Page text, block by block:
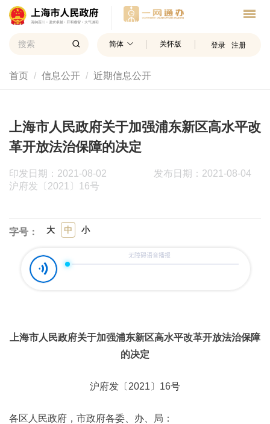
简体 关怀版 登录 注册
首页 信息公开 近期信息公开
上海市人民政府关于加强浦东新区高水平改
革开放法治保障的决定
印发日期：2021-08-02
发布日期：2021-08-04
沪府发〔2021〕16号
字号： 大 中 小
上海市人民政府关于加强浦东新区高水平改革开放法治保障
的决定
沪府发〔2021〕16号
各区人民政府，市政府各委、办、局：